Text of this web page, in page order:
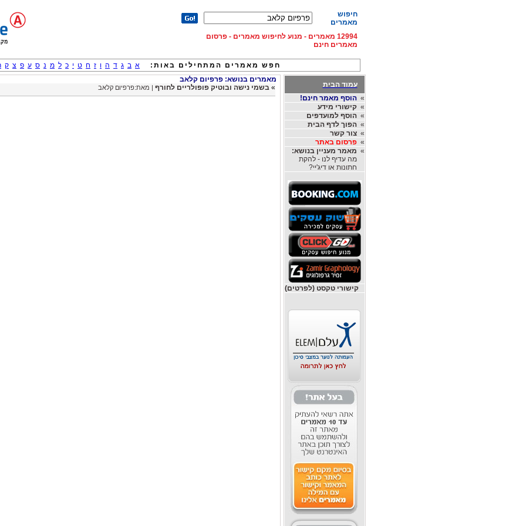
חיפוש
מאמרים
12994 מאמרים - מנוע לחיפוש מאמרים - פרסום
מאמרים חינם
חפש מאמרים המתחילים באות: א ב ג ד ה ו ז ח ט י כ ל מ נ ס ע פ צ ק
עמוד הבית
»הוסף מאמר חינם!
»קישורי מידע
»הוסף למועדפים
»הפוך לדף הבית
»צור קשר
»פרסום באתר
» מאמר מעניין בנושא:
מה עדיף לנו - להקת
חתונות או דיג'יי?
קישורי טקסט (לפרטים)
מאמרים בנושא: פרפיום קלאב
» בשמי נישה ובוטיק פופולריים לחורף | מאת:פרפיום קלאב